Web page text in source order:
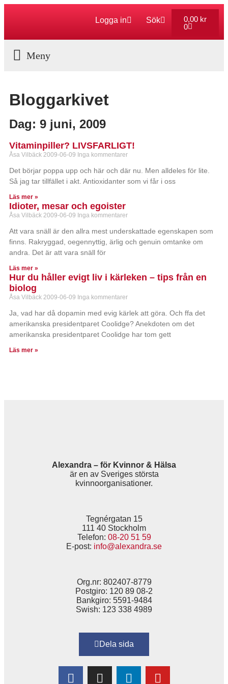
Logga in Sök 0,00 kr
0
Bloggarkivet
Dag: 9 juni, 2009
Vitaminpiller? LIVSFARLIGT!
Åsa Vilbäck 2009-06-09 Inga kommentarer
Det börjar poppa upp och här och där nu. Men alldeles för lite.
Så jag tar tillfället i akt. Antioxidanter som vi får i oss
Läs mer »
Idioter, mesar och egoister
Åsa Vilbäck 2009-06-09 Inga kommentarer
Att vara snäll är den allra mest underskattade egenskapen som
finns. Rakryggad, oegennyttig, ärlig och genuin omtanke om
andra. Det är att vara snäll för
Läs mer »
Hur du håller evigt liv i kärleken – tips från en
biolog
Åsa Vilbäck 2009-06-09 Inga kommentarer
Ja, vad har då dopamin med evig kärlek att göra. Och ffa det
amerikanska presidentparet Coolidge? Anekdoten om det
amerikanska presidentparet Coolidge har tom gett
Läs mer »
Alexandra – för Kvinnor & Hälsa
är en av Sveriges största
kvinnoorganisationer.
Tegnérgatan 15
111 40 Stockholm
Telefon: 08-20 51 59
E-post: info@alexandra.se
Org.nr: 802407-8779
Postgiro: 120 89 08-2
Bankgiro: 5591-9484
Swish: 123 338 4989
Dela sida